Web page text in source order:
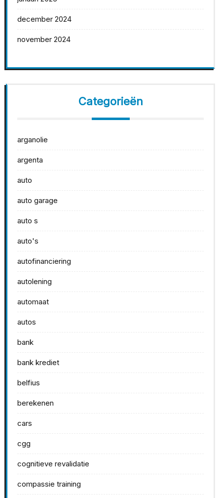
december 2024
november 2024
Categorieën
arganolie
argenta
auto
auto garage
auto s
auto's
autofinanciering
autolening
automaat
autos
bank
bank krediet
belfius
berekenen
cars
cgg
cognitieve revalidatie
compassie training